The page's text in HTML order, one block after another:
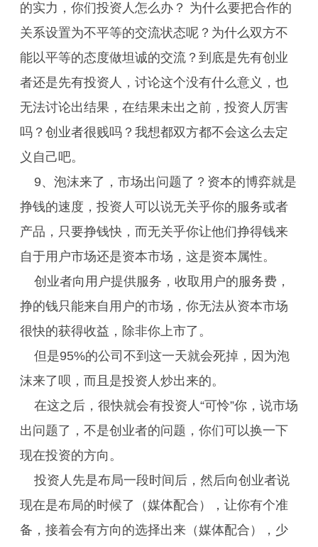
的实力，你们投资人怎么办？ 为什么要把合作的
关系设置为不平等的交流状态呢？为什么双方不
能以平等的态度做坦诚的交流？到底是先有创业
者还是先有投资人，讨论这个没有什么意义，也
无法讨论出结果，在结果未出之前，投资人厉害
吗？创业者很贱吗？我想都双方都不会这么去定
义自己吧。
9、泡沫来了，市场出问题了？资本的博弈就是
挣钱的速度，投资人可以说无关乎你的服务或者
产品，只要挣钱快，而无关乎你让他们挣得钱来
自于用户市场还是资本市场，这是资本属性。
创业者向用户提供服务，收取用户的服务费，
挣的钱只能来自用户的市场，你无法从资本市场
很快的获得收益，除非你上市了。
但是95%的公司不到这一天就会死掉，因为泡
沫来了呗，而且是投资人炒出来的。
在这之后，很快就会有投资人“可怜”你，说市场
出问题了，不是创业者的问题，你们可以换一下
现在投资的方向。
投资人先是布局一段时间后，然后向创业者说
现在是布局的时候了（媒体配合），让你有个准
备，接着会有方向的选择出来（媒体配合），少